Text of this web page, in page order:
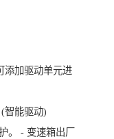
添加驱动单元进
智能驱动)
。 - 变速箱出厂